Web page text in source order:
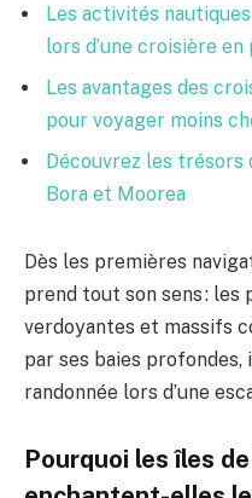
Les activités
lors d’une croisière en
Les avantages des
pour voyager moins
Découvrez les trésors
Bora et Moorea
Dès les premières
prend tout son sens :
verdoyantes et massifs
par ses baies profondes,
randonnée lors d’une
Pourquoi les îles